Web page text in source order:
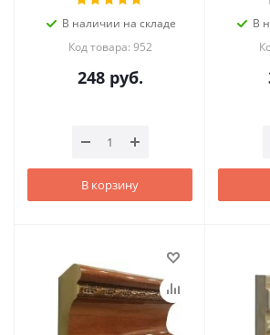
В наличии на складе
Код товара: 952
248руб.
В корзину
В